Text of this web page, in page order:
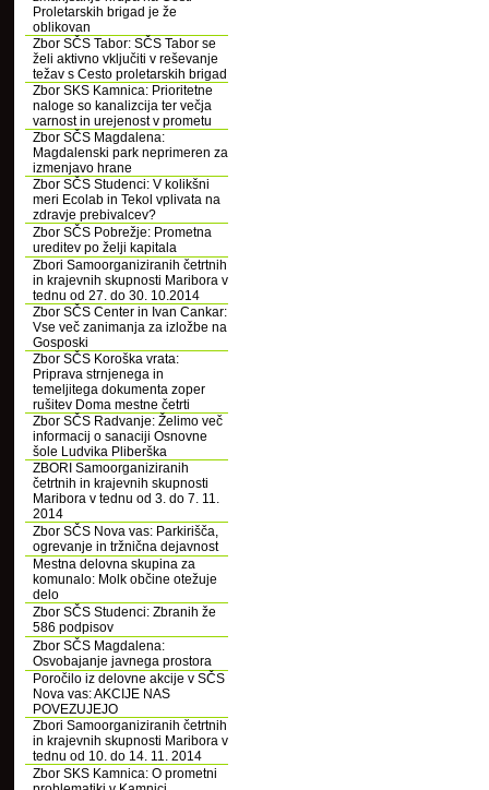
Proletarskih brigad je že
oblikovan
Zbor SČS Tabor: SČS Tabor se
želi aktivno vključiti v reševanje
težav s Cesto proletarskih brigad
Zbor SKS Kamnica: Prioritetne
naloge so kanalizcija ter večja
varnost in urejenost v prometu
Zbor SČS Magdalena:
Magdalenski park neprimeren za
izmenjavo hrane
Zbor SČS Studenci: V kolikšni
meri Ecolab in Tekol vplivata na
zdravje prebivalcev?
Zbor SČS Pobrežje: Prometna
ureditev po želji kapitala
Zbori Samoorganiziranih četrtnih
in krajevnih skupnosti Maribora v
tednu od 27. do 30. 10.2014
Zbor SČS Center in Ivan Cankar:
Vse več zanimanja za izložbe na
Gosposki
Zbor SČS Koroška vrata:
Priprava strnjenega in
temeljitega dokumenta zoper
rušitev Doma mestne četrti
Zbor SČS Radvanje: Želimo več
informacij o sanaciji Osnovne
šole Ludvika Pliberška
ZBORI Samoorganiziranih
četrtnih in krajevnih skupnosti
Maribora v tednu od 3. do 7. 11.
2014
Zbor SČS Nova vas: Parkirišča,
ogrevanje in tržnična dejavnost
Mestna delovna skupina za
komunalo: Molk občine otežuje
delo
Zbor SČS Studenci: Zbranih že
586 podpisov
Zbor SČS Magdalena:
Osvobajanje javnega prostora
Poročilo iz delovne akcije v SČS
Nova vas: AKCIJE NAS
POVEZUJEJO
Zbori Samoorganiziranih četrtnih
in krajevnih skupnosti Maribora v
tednu od 10. do 14. 11. 2014
Zbor SKS Kamnica: O prometni